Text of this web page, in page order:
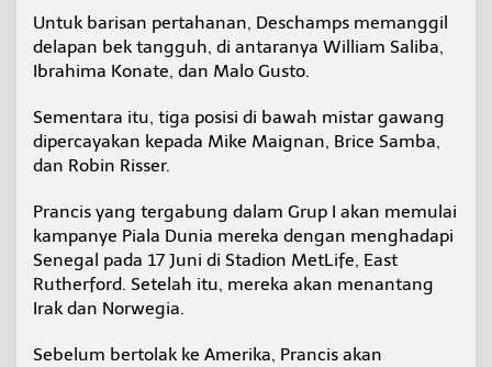
Untuk barisan pertahanan, Deschamps memanggil
delapan bek tangguh, di antaranya William Saliba,
Ibrahima Konate, dan Malo Gusto.
Sementara itu, tiga posisi di bawah mistar gawang
dipercayakan kepada Mike Maignan, Brice Samba,
dan Robin Risser.
Prancis yang tergabung dalam Grup I akan memulai
kampanye Piala Dunia mereka dengan menghadapi
Senegal pada 17 Juni di Stadion MetLife, East
Rutherford. Setelah itu, mereka akan menantang
Irak dan Norwegia.
Sebelum bertolak ke Amerika, Prancis akan